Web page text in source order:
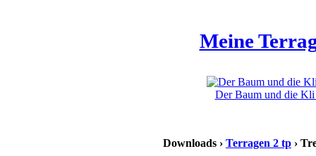
Meine
Der Baum und die Kli
Downloads › Terragen 2 tp ›